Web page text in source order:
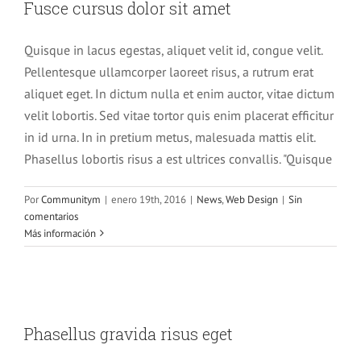
News Web Design
Fusce cursus dolor sit amet
Quisque in lacus egestas, aliquet velit id, congue velit.
Pellentesque ullamcorper laoreet risus, a rutrum erat
aliquet eget. In dictum nulla et enim auctor, vitae dictum
velit lobortis. Sed vitae tortor quis enim placerat efficitur
in id urna. In in pretium metus, malesuada mattis elit.
Phasellus lobortis risus a est ultrices convallis. "Quisque
PorCommunitym | enero 19th, 2016 | News,Web Design | Sin
comentarios
Más información
News Web Design
Phasellus gravida risus eget